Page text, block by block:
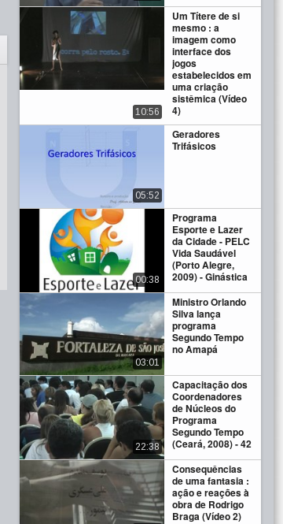
Um Títere de si
mesmo : a
imagem como
interface dos
jogos
estabelecidos em
uma criação
sistêmica (Vídeo
4)
10:56
Geradores
Trifásicos
05:52
Programa
Esporte e Lazer
da Cidade - PELC
Vida Saudável
(Porto Alegre,
2009) - Ginástica
00:38
Ministro Orlando
Silva lança
programa
Segundo Tempo
no Amapá
03:01
Capacitação dos
Coordenadores
de Núcleos do
Programa
Segundo Tempo
(Ceará, 2008) - 42
22:38
Consequências
de uma fantasia :
ação e reações à
obra de Rodrigo
Braga (Vídeo 2)